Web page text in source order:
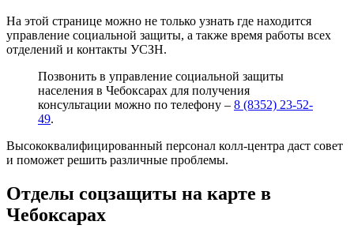
На этой странице можно не только узнать где находится
управление социальной защиты, а также время работы всех
отделений и контакты УСЗН.
Позвонить в управление социальной защиты
населения в Чебоксарах для получения
консультации можно по телефону – 8 (8352) 23-52-
49.
Высококвалифицированный персонал колл-центра даст совет
и поможет решить различные проблемы.
Отделы соцзащиты на карте в
Чебоксарах